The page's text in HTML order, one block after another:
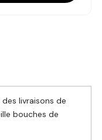
livraisons de
bouches de